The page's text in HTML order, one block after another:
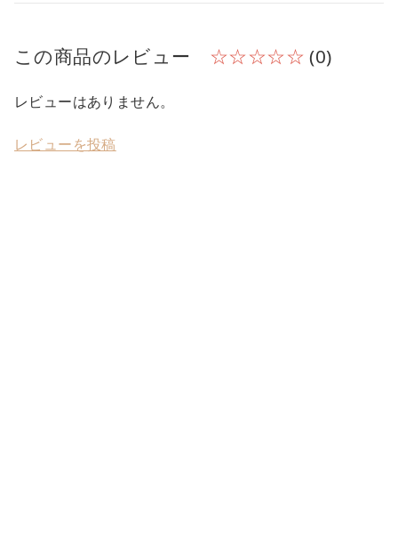
この商品のレビュー ☆☆☆☆☆(0)
レビューはありません。
レビューを投稿